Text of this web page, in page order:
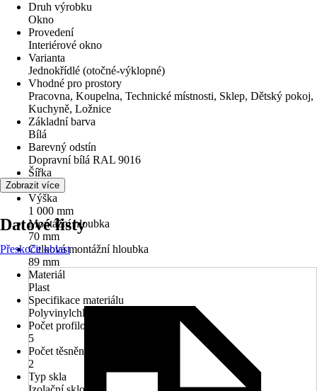
Druh výrobku
Okno
Provedení
Interiérové okno
Varianta
Jednokřídlé (otočné-výklopné)
Vhodné pro prostory
Pracovna, Koupelna, Technické místnosti, Sklep, Dětský pokoj,
Kuchyně, Ložnice
Základní barva
Bílá
Barevný odstín
Dopravní bílá RAL 9016
Šířka
500 mm
Výška
1 000 mm
Montážní hloubka
70 mm
Celková montážní hloubka
89 mm
Materiál
Plast
Specifikace materiálu
Polyvinylchlorid (PVC)
Počet profilových komor
5
Počet těsnění
2
Typ skla
Zobrazit více
Datové listy
Přeskočit oblast